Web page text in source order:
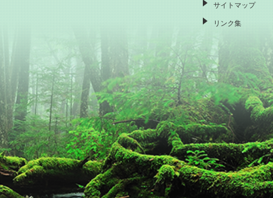
サイトマップ
リンク集